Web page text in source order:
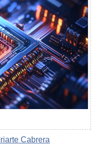
Cabrera